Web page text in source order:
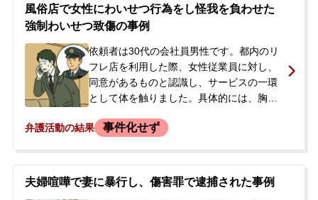
疑で現行犯逮捕され、警察署に留置される
ことになりました。逮捕の翌日、被害者か
ら連絡を受けた母親が事件を把握。息子は
発達障害の特性があり、現在のアルバイト
先が本人にとって働きやすい環境であった
ため、前科がついて職を失うことを非常に
心配していました。前科をつけずに事件を
ご相談に至りました。
風俗店で女性にわいせつ行為をし怪我を負わせた
強制わいせつ致傷の事例
依頼者は30代の会社員男性です。都内のリ
フレ店を利用した際、女性従業員に対し、
同意があるものと認識し、サービスの一環
として体を触りました。具体的には、胸や
に及びました。後日、店側から連絡があ
て、店側から提示された解決書に署名し、
示談金70万円のうち手持ちの5万円を支払
弁護活動の結果 事件化せず
夫婦喧嘩で妻に暴行し、傷害罪で逮捕された事例